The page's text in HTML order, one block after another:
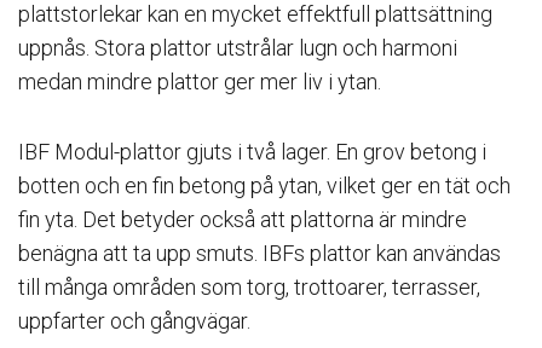
plattstorlekar kan en mycket effektfull plattsättning
uppnås. Stora plattor utstrålar lugn och harmoni
medan mindre plattor ger mer liv i ytan.
IBF Modul-plattor gjuts i två lager. En grov betong i
botten och en fin betong på ytan, vilket ger en tät och
fin yta. Det betyder också att plattorna är mindre
benägna att ta upp smuts. IBFs plattor kan användas
till många områden som torg, trottoarer, terrasser,
uppfarter och gångvägar.